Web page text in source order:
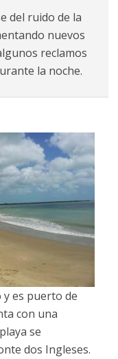
del ruido de la
nuevos
reclamos
la noche.
es puerto de
con una
se
dos Ingleses.